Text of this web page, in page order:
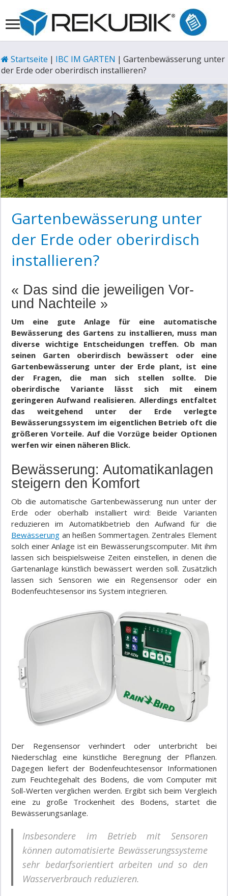
Startseite | IBC IM GARTEN | Gartenbewässerung unter
der Erde oder oberirdisch installieren?
Gartenbewässerung unter
der Erde oder oberirdisch
installieren?
« Das sind die jeweiligen Vor-
und Nachteile »
Um eine gute Anlage für eine automatische
Bewässerung des Gartens zu installieren, muss man
diverse wichtige Entscheidungen treffen. Ob man
seinen Garten oberirdisch bewässert oder eine
Gartenbewässerung unter der Erde plant, ist eine
der Fragen, die man sich stellen sollte. Die
oberirdische Variante lässt sich mit einem
geringeren Aufwand realisieren. Allerdings entfaltet
das weitgehend unter der Erde verlegte
Bewässerungssystem im eigentlichen Betrieb oft die
größeren Vorteile. Auf die Vorzüge beider Optionen
werfen wir einen näheren Blick.
Bewässerung: Automatikanlagen
steigern den Komfort
Ob die automatische Gartenbewässerung nun unter der
Erde oder oberhalb installiert wird: Beide Varianten
reduzieren im Automatikbetrieb den Aufwand für die
Bewässerung an heißen Sommertagen. Zentrales Element
solch einer Anlage ist ein Bewässerungscomputer. Mit ihm
lassen sich beispielsweise Zeiten einstellen, in denen die
Gartenanlage künstlich bewässert werden soll. Zusätzlich
lassen sich Sensoren wie ein Regensensor oder ein
Bodenfeuchtesensor ins System integrieren.
Der Regensensor verhindert oder unterbricht bei
Niederschlag eine künstliche Beregnung der Pflanzen.
Dagegen liefert der Bodenfeuchtesensor Informationen
zum Feuchtegehalt des Bodens, die vom Computer mit
Soll-Werten verglichen werden. Ergibt sich beim Vergleich
eine zu große Trockenheit des Bodens, startet die
Bewässerungsanlage.
Insbesondere im Betrieb mit Sensoren
können automatisierte Bewässerungssysteme
sehr bedarfsorientiert arbeiten und so den
Wasserverbrauch reduzieren.